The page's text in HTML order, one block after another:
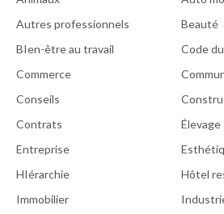
Autres professionnels
Beauté
BIen-être au travail
Code
Commerce
Conseils
Contrats
Élevage
Entreprise
HIérarchie
Hôtel
Immobilier